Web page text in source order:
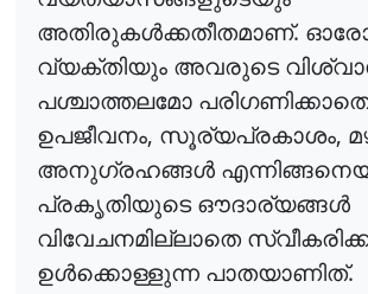
അതിരുകൾക്കതീതമാണ്.
വ്യക്തിയും അവരുടെ
പശ്ചാത്തലമോ
ഉപജീവനം, സൂര്യപ്രകാശം,
അനുഗ്രഹങ്ങൾ
പ്രകൃതിയുടെ ഔദാര്യങ്ങൾ
വിവേചനമില്ലാതെ
ഉൾക്കൊള്ളുന്ന പാതയാണിത്.